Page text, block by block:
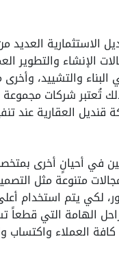
الاستثمارية العديد
الإنشاء والتطوير
والتشييد،
تُعتبر شركات
العقارية عند
في أحيانٍ أخرى
متنوعة مثل
لكي يتم استخدام
الهامة التي
العملاء واكتساب